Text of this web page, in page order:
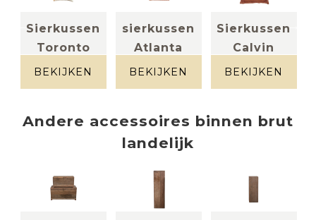
Sierkussen
Toronto
(set van 2)
BEKIJKEN
sierkussen
Atlanta
(set van 2)
BEKIJKEN
Sierkussen
Calvin
BEKIJKEN
Andere accessoires binnen brut
landelijk